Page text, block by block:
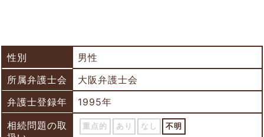
性別
男性
所属弁護士会
大阪弁護士会
弁護士登録年
1995年
相続問題の取
重点的 あり なし 不明